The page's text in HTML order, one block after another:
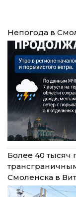
Непогода в
Более 40 тысяч
Смоленска в